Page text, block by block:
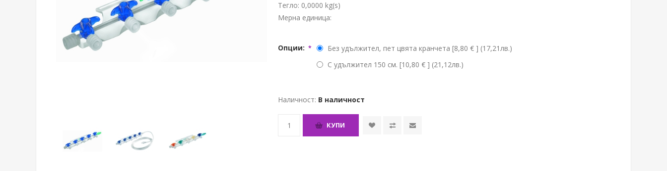
Тегло: 0,0000 kg(s)
Мерна единица:
Опции: *
Без удължител, пет цвята кранчета [8,80 € ] (17,21лв.)
С удължител 150 см. [10,80 € ] (21,12лв.)
Наличност: В наличност
КУПИ